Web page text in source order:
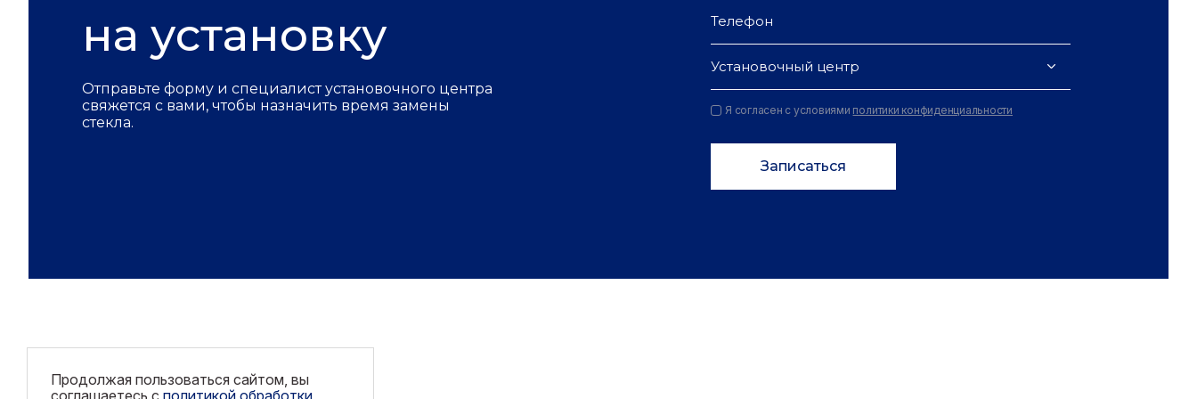
на установку
Отправьте форму и специалист установочного центра
свяжется с вами, чтобы назначить время замены
стекла.
Установочный центр
Я согласен с условиями политики конфиденциальности
Записаться
Продолжая пользоваться сайтом, вы
соглашаетесь с политикой обработки